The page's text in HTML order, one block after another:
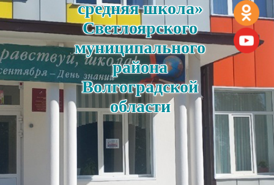
средняя школа»
Светлоярского
муниципального
района
Волгоградской
области